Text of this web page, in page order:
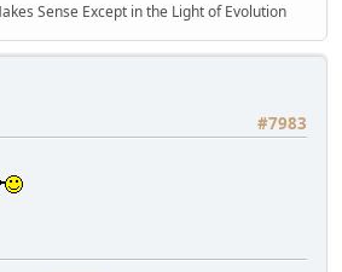
Sense Except in the Light of Evolution
#7983